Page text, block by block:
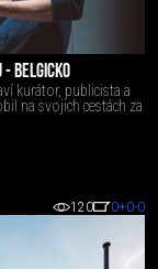
BELGICKO
kurátor, publicista a
na svojich cestách za
120 0+0-0